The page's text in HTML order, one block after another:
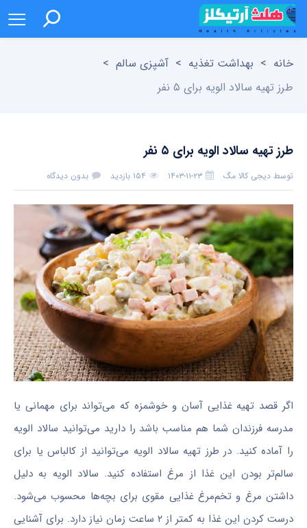
خانه > بهداشت تغذیه > آشپزی سالم >
طرز تهیه سالاد الویه برای ۵ نفر
طرز تهیه سالاد الویه برای ۵ نفر
توسط دیجی کالا مگ ۱۴۰۳-۱۱-۲۳ ۱۵۴ بازدید بدون دیدگاه
اگر قصد تهیه غذایی آسان و خوشمزه که می‌تواند برای مهمانی یا
مدرسه فرزندان شما هم مناسب باشد را دارید می‌توانید سالاد الویه
را آماده کنید. در طرز تهیه سالاد الویه می‌توانید از کالباس یا برای
سالم‌تر بودن این غذا از مرغ استفاده کنید. سالاد الویه به دلیل
داشتن مرغ و تخم‌مرغ غذایی مقوی برای بچه‌ها محسوب می‌شود.
درست کردن این غذا به کمتر از ۲ ساعت زمان نیاز دارد. برای آشنایی